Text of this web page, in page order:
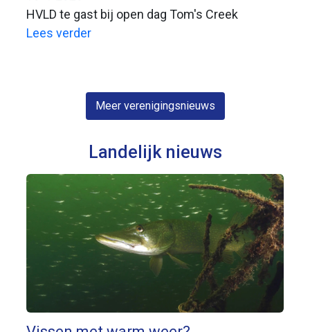
HVLD te gast bij open dag Tom's Creek
Lees verder
Meer verenigingsnieuws
Landelijk nieuws